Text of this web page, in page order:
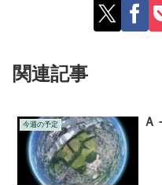
関連記事
今週の予定 Ａ